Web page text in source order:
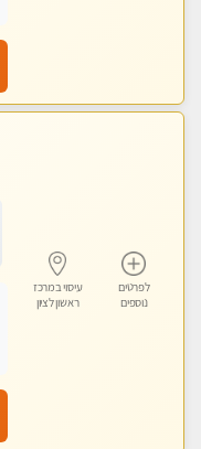
לפרטים
נוספים
עיסוי במרכז
ראשון לציון